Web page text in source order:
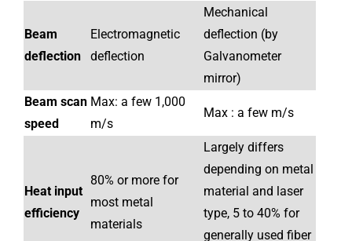
Beam
deflection
Electromagnetic
deflection
Mechanical
deflection (by
Galvanometer
mirror)
Beam scan
speed
Max: a few 1,000
m/s
Max : a few m/s
Heat input
efficiency
80% or more for
most metal
materials
Largely differs
depending on metal
material and laser
type, 5 to 40% for
generally used fiber